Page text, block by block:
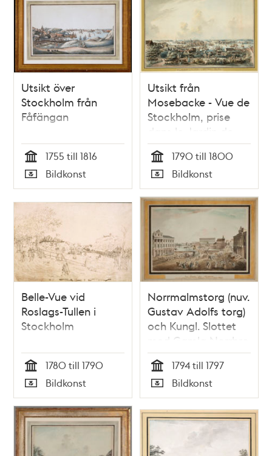
Utsikt över
Stockholm från
Fåfängan
Tid
1755 till 1816
Typ
Bildkonst
Utsikt från
Mosebacke - Vue de
Stockholm, prise
dans le Jardin de
Mose Backe au
Södermalm
Tid
1790 till 1800
Typ
Bildkonst
Belle-Vue vid
Roslags-Tullen i
Stockholm
Tid
1780 till 1790
Typ
Bildkonst
Norrmalmstorg (nuv.
Gustav Adolfs torg)
och Kungl. Slottet
med Gamla Norrbro
(riven 1797)
Tid
1794 till 1797
Typ
Bildkonst